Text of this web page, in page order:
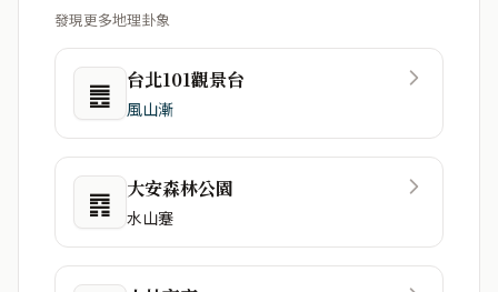
發現更多地理卦象
䷌ 台北101觀景台
風山漸
䷴ 大安森林公園
水山蹇